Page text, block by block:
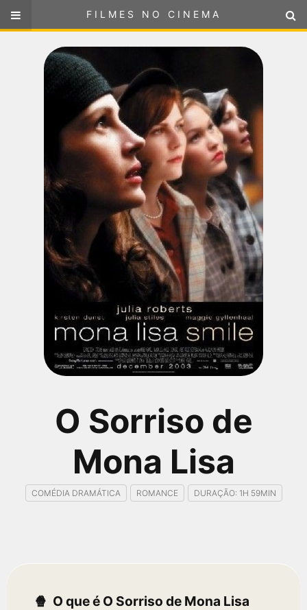
FILMES NO CINEMA
ou selecione sua localização
O Sorriso de
Mona Lisa
COMÉDIA DRAMÁTICA ROMANCE DURAÇÃO: 1H 59MIN
O que é O Sorriso de Mona Lisa
FILMES NO CINEMA
SELECIONE SUA LOCALIZAÇÃO
FILMES EM CARTAZ
PRÓXIMOS LANÇAMENTOS
GÊNEROS
NOTÍCIAS
PÁGINA INICIAL
FilmesNoCinema.com.br
é o maior localizador de filmes e
sessões de cinema no Brasil. Através dele, você pode
encontrar os filmes no cinema mais próximos a você ou a
qualquer cidade em território brasileiro. Você pode também
acessar informações sobre cinemas, horários, assistir aos
trailers e muito mais.